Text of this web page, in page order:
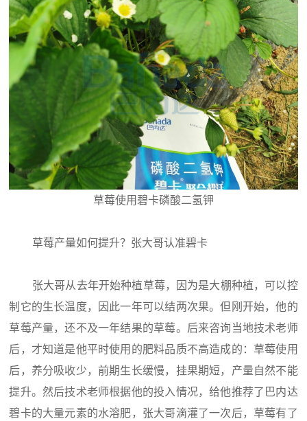
草莓使用碧卡磷酸二氢钾
草莓产量如何提升？张大哥认准碧卡
张大哥从去年开始种植草莓，因为是大棚种植，可以控
制它的生长温度，因此一年可以结两次果。但刚开始，他的
草莓产量，还不及一年结果的草莓。后来咨询当地技术老师
后，才知道是他平时使用的肥料品质不高造成的：草莓使用
后，养分吸收少，前期生长缓慢，挂果期短，产量自然不能
提升。然后技术老师根据他的投入情况，给他推荐了巴内达
碧卡的大量元素的水溶肥，张大哥滴灌了一次后，草莓有了